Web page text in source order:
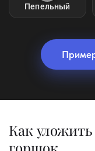
Пепельный
Как